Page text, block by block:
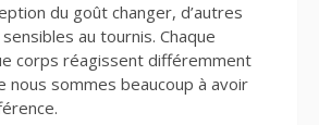
du goût changer, d’autres
au tournis. Chaque
corps réagissent différemment
nous sommes beaucoup à avoir